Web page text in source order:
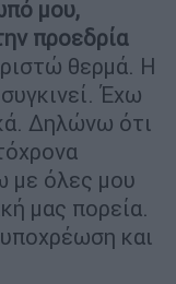
μου,
προεδρία
θερμά. Η
Έχω
Δηλώνω ότι
με όλες μου
μας πορεία.
και